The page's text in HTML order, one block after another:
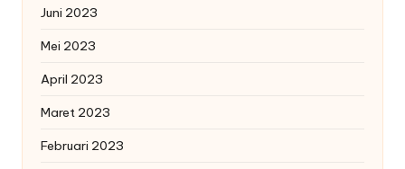
Juni 2023
Mei 2023
April 2023
Maret 2023
Februari 2023